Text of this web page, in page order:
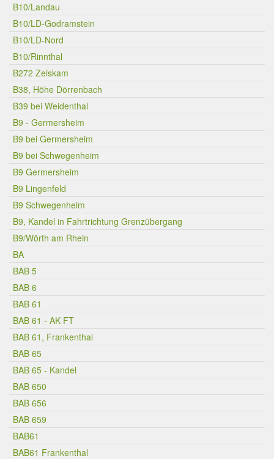
B10/Landau
B10/LD-Godramstein
B10/LD-Nord
B10/Rinnthal
B272 Zeiskam
B38, Höhe Dörrenbach
B39 bei Weidenthal
B9 - Germersheim
B9 bei Germersheim
B9 bei Schwegenheim
B9 Germersheim
B9 Lingenfeld
B9 Schwegenheim
B9, Kandel in Fahrtrichtung Grenzübergang
B9/Wörth am Rhein
BA
BAB 5
BAB 6
BAB 61
BAB 61 - AK FT
BAB 61, Frankenthal
BAB 65
BAB 65 - Kandel
BAB 650
BAB 656
BAB 659
BAB61
BAB61 Frankenthal